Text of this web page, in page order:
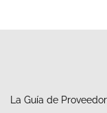
La Guía de